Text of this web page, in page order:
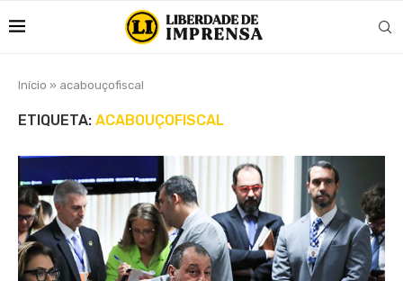
Início » acabouçofiscal
ETIQUETA: ACABOUÇOFISCAL